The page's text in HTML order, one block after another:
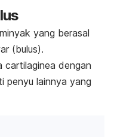
yang berasal
(bulus).
cartilaginea dengan
penyu lainnya yang